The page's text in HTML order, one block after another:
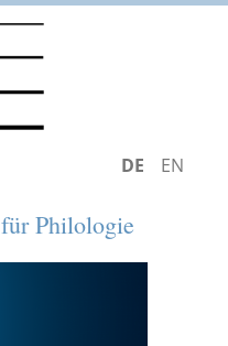
umschaltenDEUTSCH
Philologie